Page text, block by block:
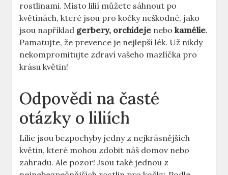
rostlinami. Místo lilií můžete sáhnout po
květinách, které jsou pro kočky neškodné, jako
jsou například gerbery, orchideje nebokamélie.
Pamatujte, že prevence je nejlepší lék. Už nikdy
nekompromitujte zdraví vašeho mazlíčka pro
krásu květin!
Odpovědi na časté
otázky o liliích
Lilie jsou bezpochyby jedny z nejkrásnějších
květin, které mohou zdobit náš domov nebo
zahradu. Ale pozor! Jsou také jednou z